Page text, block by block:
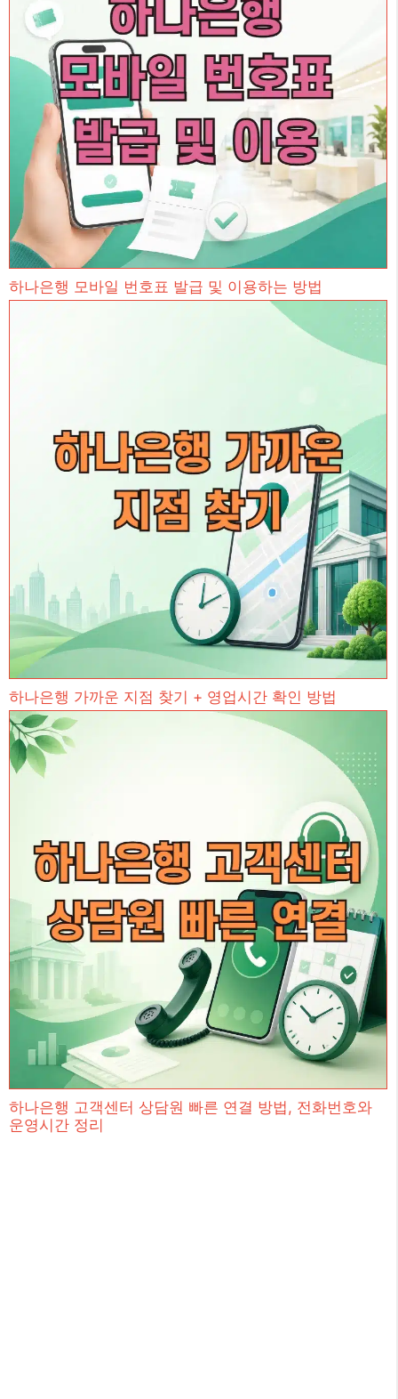
하나은행 모바일 번호표 발급 및 이용하는 방법
하나은행 가까운 지점 찾기 + 영업시간 확인 방법
하나은행 고객센터 상담원 빠른 연결 방법, 전화번호와
운영시간 정리